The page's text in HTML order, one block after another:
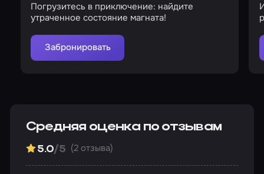
Погрузитесь в приключение: найдите
утраченное состояние магната!
Забронировать
Средняя оценка по отзывам
5.0/5 (2 отзыва)